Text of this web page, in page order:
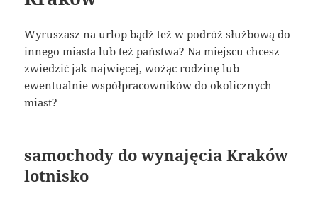
Wyruszasz na urlop bądź też w podróż służbową do
innego miasta lub też państwa? Na miejscu chcesz
zwiedzić jak najwięcej, wożąc rodzinę lub
ewentualnie współpracowników do okolicznych
miast?
samochody do wynajęcia Kraków
lotnisko